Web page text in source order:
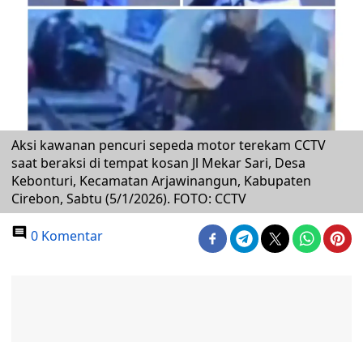
Aksi kawanan pencuri sepeda motor terekam CCTV
saat beraksi di tempat kosan Jl Mekar Sari, Desa
Kebonturi, Kecamatan Arjawinangun, Kabupaten
Cirebon, Sabtu (5/1/2026). FOTO: CCTV
0 Komentar